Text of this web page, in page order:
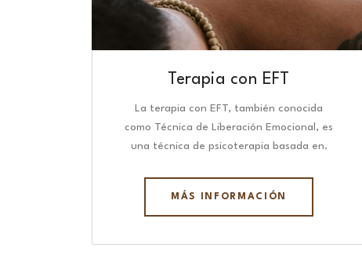
Terapia con EFT
La terapia con EFT, también conocida
como Técnica de Liberación Emocional, es
una técnica de psicoterapia basada en.
MÁS INFORMACIÓN